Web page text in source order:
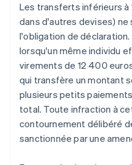
Les transferts inférieurs à
dans d'autres devises) ne
l'obligation de
lorsqu'un même individu
virements de 12 400
qui transfère un montant
plusieurs petits
total. Toute infraction à
contournement délibéré
sanctionnée par une